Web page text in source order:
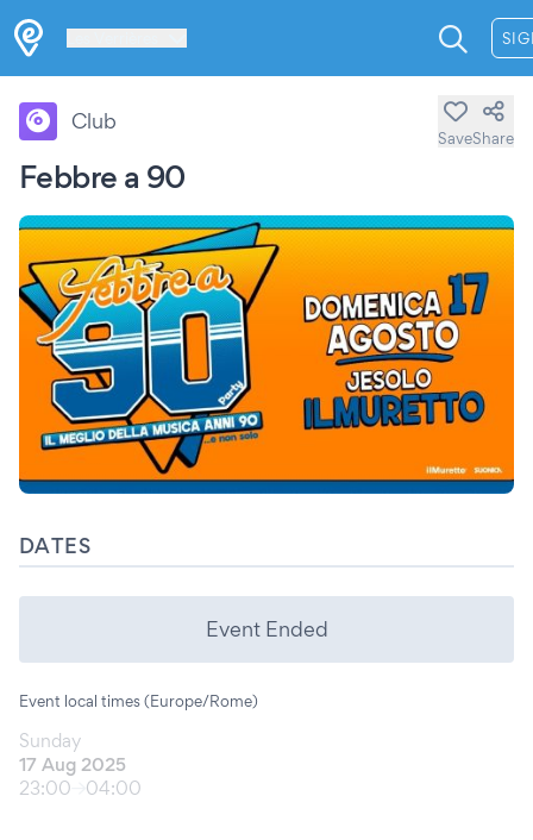
Febbre a 90
Club
SaveShare
DATES
Event Ended
Event local times (Europe/Rome)
Sunday
17 Aug 2025
23:00
04:00